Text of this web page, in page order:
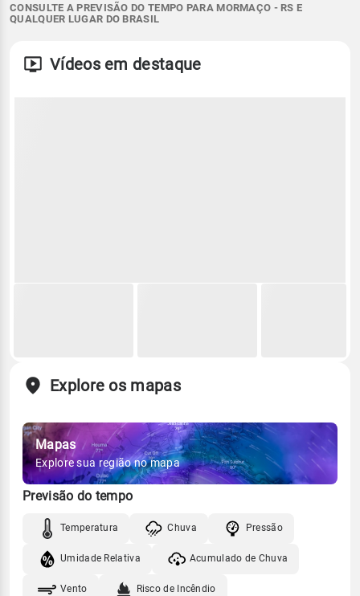
CONSULTE A PREVISÃO DO TEMPO PARA MORMAÇO - RS E
QUALQUER LUGAR DO BRASIL
Vídeos em destaque
Explore os mapas
Mapas
Explore sua região no mapa
Previsão do tempo
Temperatura Chuva Pressão
Umidade Relativa Acumulado de Chuva
Vento Risco de Incêndio